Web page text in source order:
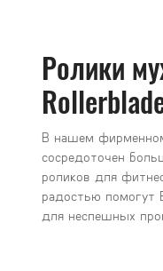
Ролики
В нашем
сосредоточен
роликов для
радостью
для неспешных